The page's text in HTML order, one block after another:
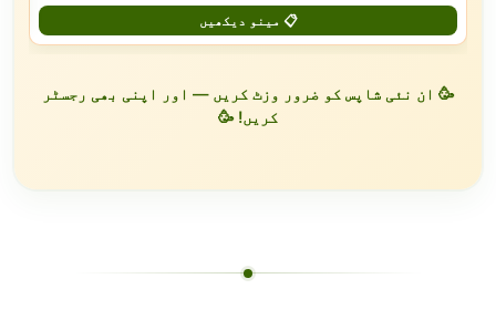
📋 مینو دیکھیں
🥳 ان نئی شاپس کو ضرور وزٹ کریں — اور اپنی بھی رجسٹر
کریں! 🥳